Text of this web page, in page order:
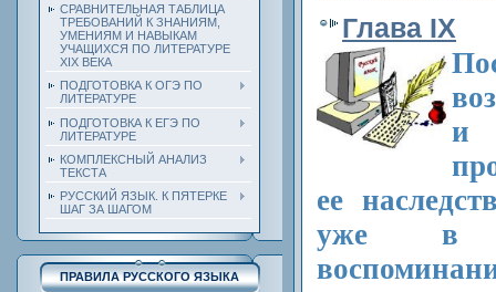
СРАВНИТЕЛЬНАЯ ТАБЛИЦА
ТРЕБОВАНИЙ К ЗНАНИЯМ,
УМЕНИЯМ И НАВЫКАМ
УЧАЩИХСЯ ПО ЛИТЕРАТУРЕ
ХIХ ВЕКА
ПОДГОТОВКА К ОГЭ ПО
ЛИТЕРАТУРЕ
ПОДГОТОВКА К ЕГЭ ПО
ЛИТЕРАТУРЕ
КОМПЛЕКСНЫЙ АНАЛИЗ
ТЕКСТА
РУССКИЙ ЯЗЫК. К ПЯТЕРКЕ
ШАГ ЗА ШАГОМ
ПРАВИЛА РУССКОГО ЯЗЫКА
Глава IX
и
ее
уже в